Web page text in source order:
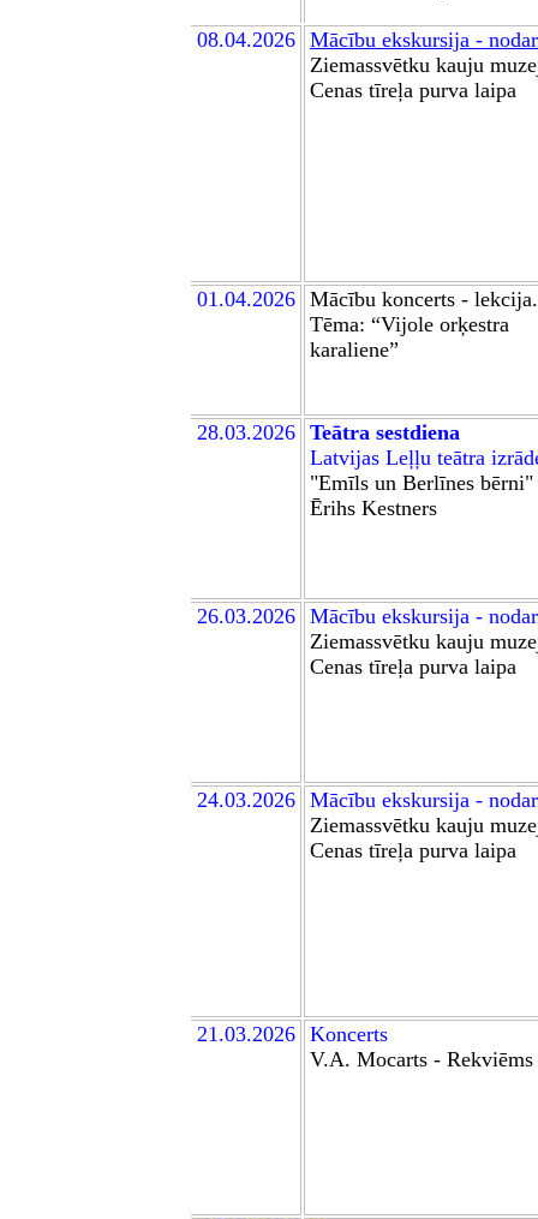
08.04.2026 Mācību ekskursija -
Ziemassvētku kauju
Cenas tīreļa purva laipa
01.04.2026 Mācību koncerts - lekcija.
Tēma: “Vijole orķestra
karaliene”
28.03.2026
Teātra sestdiena
Latvijas Leļļu teātra izrād
"Emīls un Berlīnes bērni"
Ērihs Kestners
26.03.2026 Mācību ekskursija -
Ziemassvētku kauju
Cenas tīreļa purva laipa
24.03.2026 Mācību ekskursija -
Ziemassvētku kauju
Cenas tīreļa purva laipa
21.03.2026
Koncerts
V.A. Mocarts - Rekviēms